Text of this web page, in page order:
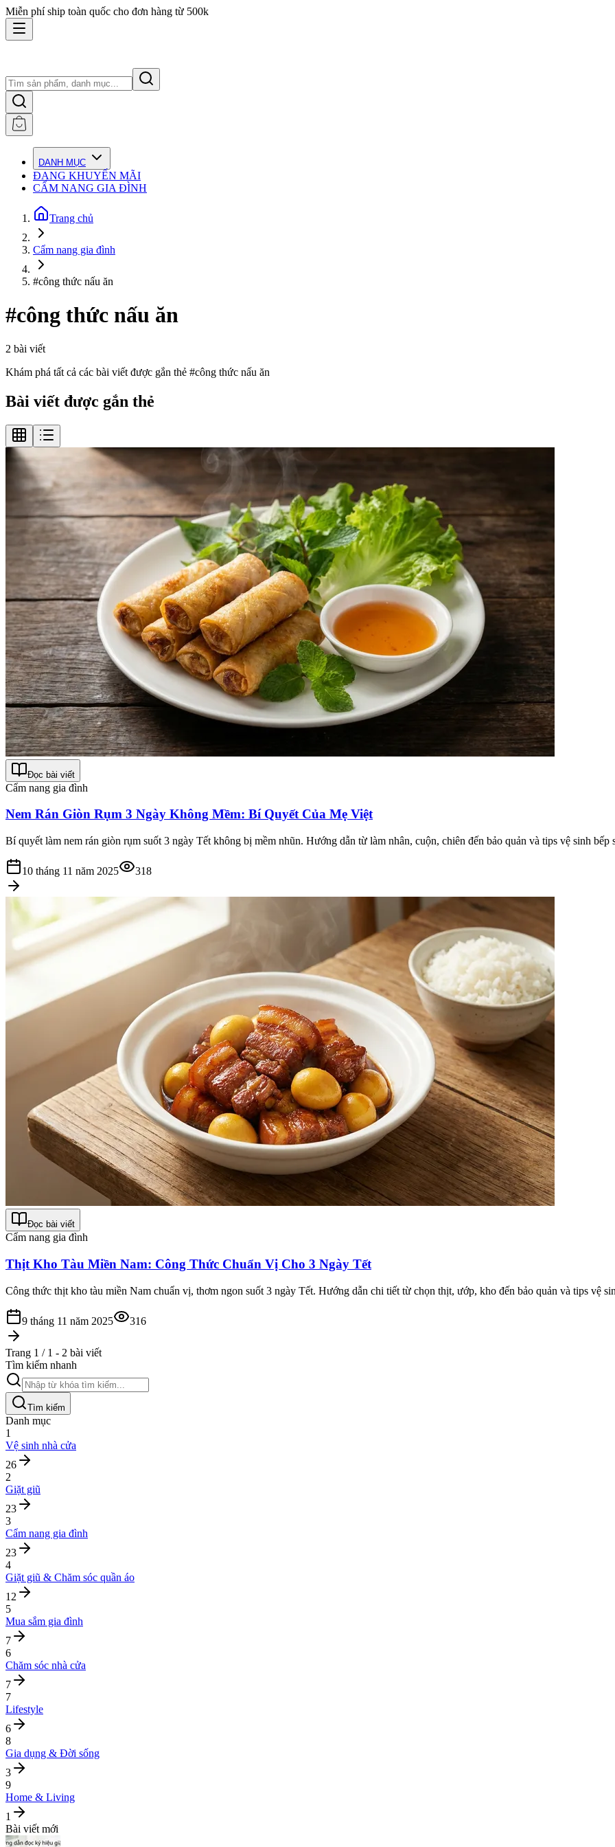
Miễn phí ship toàn quốc cho đơn hàng từ 500k
DANH MỤC
ĐANG KHUYẾN MÃI
CẨM NANG GIA ĐÌNH
Trang chủ
Cẩm nang gia đình
#công thức nấu ăn
#công thức nấu ăn
2 bài viết
Khám phá tất cả các bài viết được gắn thẻ #công thức nấu ăn
Bài viết được gắn thẻ
Đọc bài viết
Cẩm nang gia đình
Nem Rán Giòn Rụm 3 Ngày Không Mềm: Bí Quyết Của Mẹ Việt
Bí quyết làm nem rán giòn rụm suốt 3 ngày Tết không bị mềm nhũn. Hướng dẫn từ làm nhân, cuộn, chiên đến bảo quản và tips vệ sinh bếp
10 tháng 11 năm 2025 318
Đọc bài viết
Cẩm nang gia đình
Thịt Kho Tàu Miền Nam: Công Thức Chuẩn Vị Cho 3 Ngày Tết
Công thức thịt kho tàu miền Nam chuẩn vị, thơm ngon suốt 3 ngày Tết. Hướng dẫn chi tiết từ chọn thịt, ướp, kho đến bảo quản và tips vệ
9 tháng 11 năm 2025 316
Trang 1 / 1 - 2 bài viết
Tìm kiếm nhanh
Tìm kiếm
Danh mục
1
Vệ sinh nhà cửa
26
2
Giặt giũ
23
3
Cẩm nang gia đình
23
4
Giặt giũ & Chăm sóc quần áo
12
5
Mua sắm gia đình
7
6
Chăm sóc nhà cửa
7
7
Lifestyle
6
8
Gia dụng & Đời sống
3
9
Home & Living
1
Bài viết mới